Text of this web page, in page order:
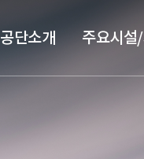
공단소개 주요시설